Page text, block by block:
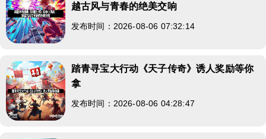
越古风与青春的绝美交响
发布时间：2026-08-06 07:32:14
踏青寻宝大行动《天子传奇》诱人奖励等你
拿
发布时间：2026-08-06 04:28:47